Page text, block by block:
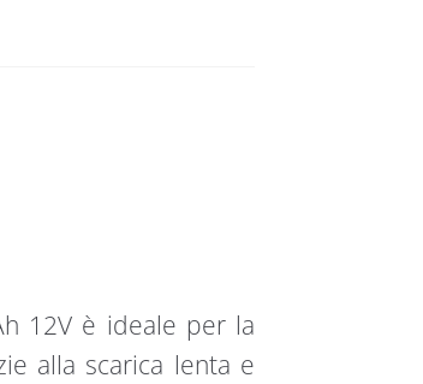
12V è ideale per la
alla scarica lenta e